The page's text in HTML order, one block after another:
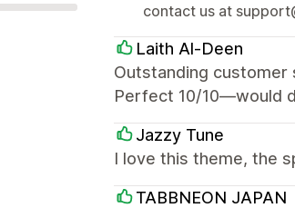
contact us at
Laith Al-Deen
Outstanding customer
Perfect 10/10—would
Jazzy Tune
I love this theme, the
TABBNEON JAPAN